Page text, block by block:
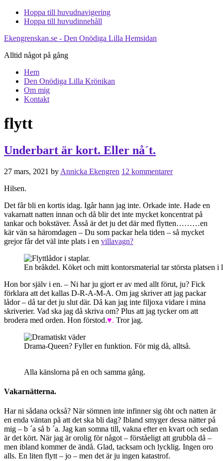
Hoppa till huvudnavigering
Hoppa till huvudinnehåll
Ekengrenskan.se - Den Onödiga Lilla Hemsidan
Alltid något på gång
Hem
Den Onödiga Lilla Krönikan
Om mig
Kontakt
flytt
Underbart är kort. Eller nå´t.
27 mars, 2021 by Annicka Ekengren 12 kommentarer
Hilsen.
Det får bli en kortis idag. Igår hann jag inte. Orkade inte. Hade en
vakarnatt natten innan och då blir det inte mycket koncentrat på
tankar och bokstäver. Åsså är det ju det där med flytten………en
kär vän sa häromdagen – Du som packar hela tiden – så mycket
grejor får det väl inte plats i en villavagn?
En bråkdel. Köket och mitt kontorsmaterial tar största platsen i
Hon bor själv i en. – Ni har ju gjort er av med allt förut, ju? Fick
förklara att det kallas D-R-A-M-A. Om jag skriver att jag packar
lådor – då tar det ju slut där. Då kan jag inte filjoxa vidare i mina
skriverier. Vad ska jag då skriva om? Plus att jag tycker om att
brodera med orden. Hon förstod.♥. Tror jag.
Drama-Queen? Fyller en funktion. För mig då, alltså.
Alla känslorna på en och samma gång.
Vakarnätterna.
Har ni sådana också? När sömnen inte infinner sig öht och natten är
en enda väntan på att det ska bli dag? Ibland smyger dessa nätter på
mig – b ´a så b ´a. Jag kan somna till, vakna efter en kvart och sedan
är det kört. När jag är orolig för något – förståeligt att grubbla då –
men ibland kommer de ändå. Glad, tacksam och lycklig. Ingen oro
alls. En liten flytt – jo – men det är ju ingen katastrof.